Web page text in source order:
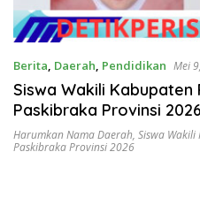
Berita, Daerah, Pendidikan Mei
Siswa Wakili Kabupaten
Paskibraka Provinsi
Daerah
Harumkan Nama Daerah, Siswa Wakili
Paskibraka Provinsi 2026